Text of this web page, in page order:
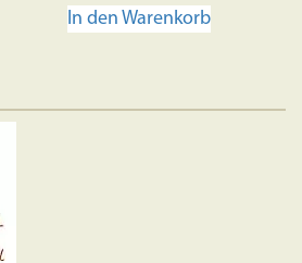
In den Warenkorb